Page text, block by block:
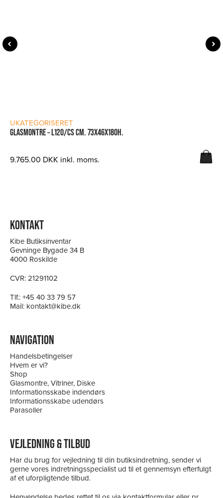
UKATEGORISERET
GLASMONTRE – L120/CS CM. 73X46X180H.
9.765.00 DKK inkl. moms.
KONTAKT
Kibe Butiksinventar
Gevninge Bygade 34 B
4000 Roskilde
CVR: 21291102
Tlf.:+45 40 33 79 57
Mail: kontakt@kibe.dk
NAVIGATION
Handelsbetingelser
Hvem er vi?
Shop
Glasmontre, Vitriner, Diske
Informationsskabe indendørs
Informationsskabe udendørs
Parasoller
VEJLEDNING & TILBUD
Har du brug for vejledning til din butiksindretning, sender vi
gerne vores indretningsspecialist ud til et gennemsyn efterfulgt
af et uforpligtende tilbud.